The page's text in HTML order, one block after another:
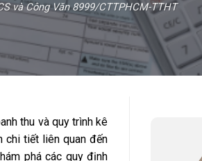
và Công Văn 8999/CTTPHCM-TTHT
thu và quy trình kê
chi tiết liên quan đến
phá các quy định